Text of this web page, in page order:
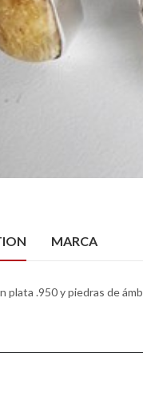
MARCA
plata .950 y piedras de